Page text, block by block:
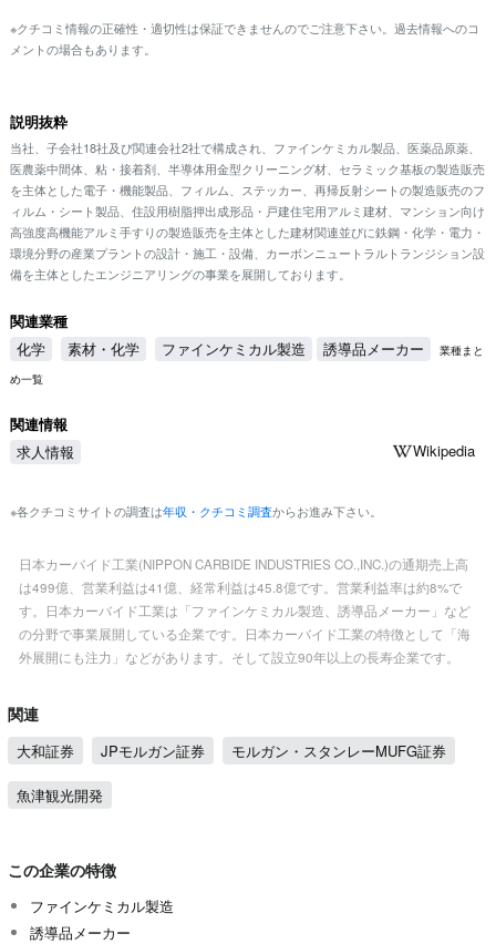
※クチコミ情報の正確性・適切性は保証できませんのでご注意下さい。過去情報へのコ
メントの場合もあります。
説明抜粋
当社、子会社18社及び関連会社2社で構成され、ファインケミカル製品、医薬品原薬、
医農薬中間体、粘・接着剤、半導体用金型クリーニング材、セラミック基板の製造販売
を主体とした電子・機能製品、フィルム、ステッカー、再帰反射シートの製造販売のフ
ィルム・シート製品、住設用樹脂押出成形品・戸建住宅用アルミ建材、マンション向け
高強度高機能アルミ手すりの製造販売を主体とした建材関連並びに鉄鋼・化学・電力・
環境分野の産業プラントの設計・施工・設備、カーボンニュートラルトランジション設
備を主体としたエンジニアリングの事業を展開しております。
関連業種
化学
素材・化学 ファインケミカル製造 誘導品メーカー
業種まと
め一覧
関連情報
求人情報
Wikipedia
※各クチコミサイトの調査は年収・クチコミ調査からお進み下さい。
日本カーバイド工業(NIPPON CARBIDE INDUSTRIES CO.,INC.)の通期売上高
は499億、営業利益は41億、経常利益は45.8億です。営業利益率は約8%で
す。日本カーバイド工業は「ファインケミカル製造、誘導品メーカー」など
の分野で事業展開している企業です。日本カーバイド工業の特徴として「海
外展開にも注力」などがあります。そして設立90年以上の長寿企業です。
関連
大和証券 JPモルガン証券 モルガン・スタンレーMUFG証券
魚津観光開発
この企業の特徴
ファインケミカル製造
誘導品メーカー